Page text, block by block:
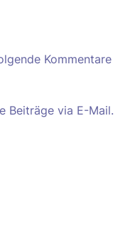
Kommentare
Beiträge via E-Mail.